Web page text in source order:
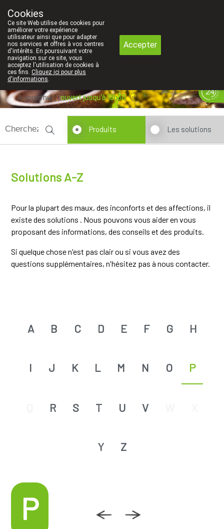
Aujourd'hui ouvert jusqu'à 18h30
Solutions A-Z
Produits Les solutions
Pour la plupart des maux, des inconforts et des affections, il
existe des solutions . Nous pouvons vous aider en vous
proposant des informations, des conseils et des produits.
Si quelque chose n'est pas clair ou si vous avez des
questions supplémentaires, n'hésitez pas à nous contacter.
A B C D E F G H
I J K L M N O P
R S T U V
Y Z
P
Cookies
Ce site Web utilise des cookies pour
améliorer votre expérience
utilisateur ainsi que pour adapter
nos services et offres à vos centres
d'intérêts. En poursuivant votre
navigation sur ce site, vous
acceptez l'utilisation de cookies à
ces fins. Cliquez ici pour plus
d'informations.
Accepter